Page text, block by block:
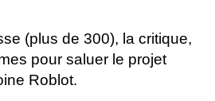
(plus de 300), la critique,
pour saluer le projet
Roblot.